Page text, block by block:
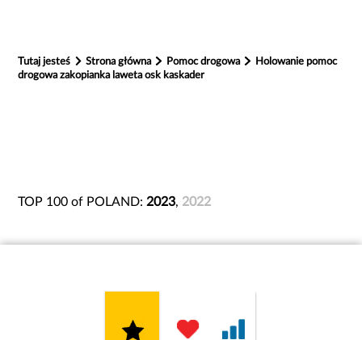
Tutaj jesteś Strona główna Pomoc drogowa
Holowanie pomoc
drogowa zakopianka laweta osk kaskader
TOP 100 of POLAND:2023, 2022